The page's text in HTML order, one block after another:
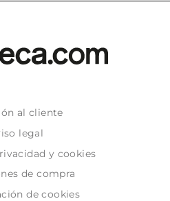
al cliente
legal
y cookies
de compra
de cookies